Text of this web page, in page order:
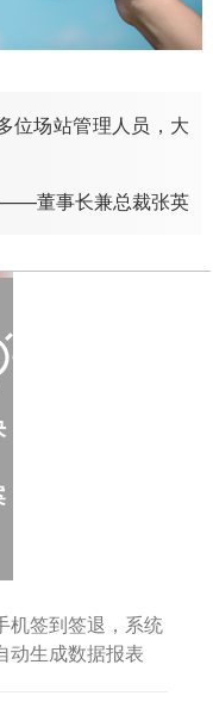
位场站管理人员，大
——董事长兼总裁张英
机签到签退，系统
动生成数据报表